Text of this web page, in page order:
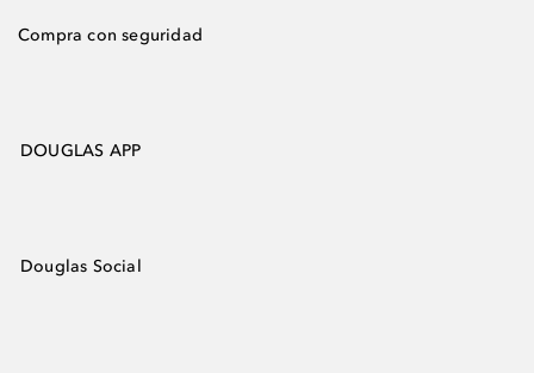
Compra con seguridad
DOUGLAS APP
Douglas Social